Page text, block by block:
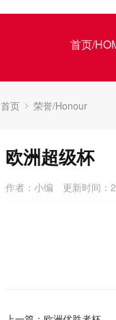
首页/
首页 荣誉/Honour
欧洲超级杯
作者：小编 更新时间：